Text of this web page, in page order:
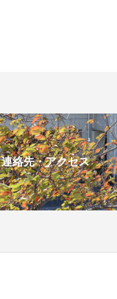
連絡先・アクセス